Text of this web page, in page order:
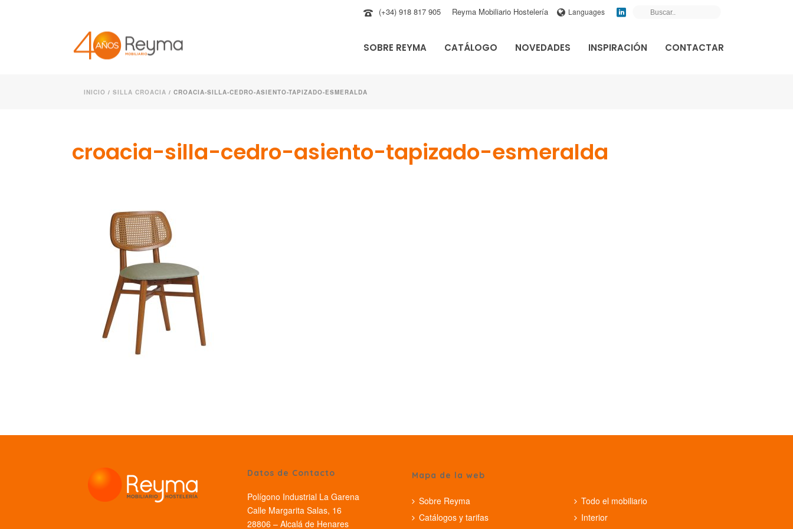
(+34) 918 817 905 Reyma Mobiliario Hostelería Languages
SOBRE REYMA CATÁLOGO NOVEDADES INSPIRACIÓN CONTACTAR
INICIO / SILLA CROACIA / CROACIA-SILLA-CEDRO-ASIENTO-TAPIZADO-ESMERALDA
croacia-silla-cedro-asiento-tapizado-esmeralda
Datos de Contacto
Polígono Industrial La Garena
Calle Margarita Salas, 16
28806 – Alcalá de Henares
Mapa de la web
Sobre Reyma
Catálogos y tarifas
Todo el mobiliario
Interior